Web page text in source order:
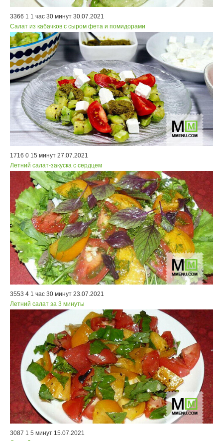
3366 1 1 час 30 минут 30.07.2021
Салат из кабачков с сыром фета и помидорами
1716 0 15 минут 27.07.2021
Летний салат-закуска с сердцем
3553 4 1 час 30 минут 23.07.2021
Летний салат за 3 минуты
3087 1 5 минут 15.07.2021